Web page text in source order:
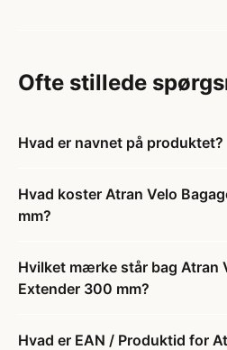
Ofte stillede
Hvad er navnet på produktet?
Hvad koster Atran Velo
mm?
Hvilket mærke står bag Atran
Extender 300 mm?
Hvad er EAN / Produktid for